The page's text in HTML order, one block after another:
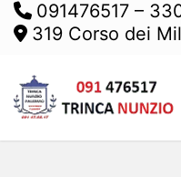
091476517 –
319 Corso dei